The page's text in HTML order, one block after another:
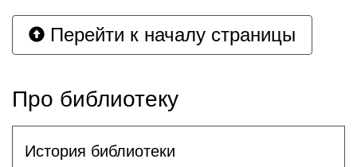
Перейти к началу страницы
Про библиотеку
История библиотеки